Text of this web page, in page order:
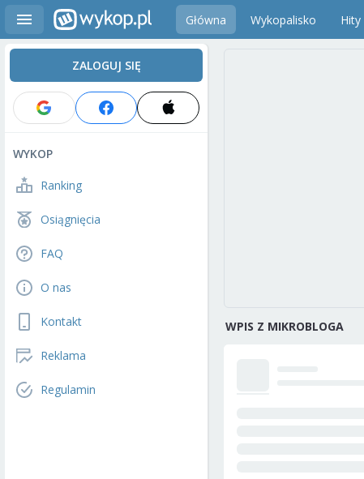
Główna Wykopalisko Hity
ZALOGUJ SIĘ
WYKOP
Ranking
Osiągnięcia
FAQ
O nas
Kontakt
Reklama
Regulamin
WPIS Z MIKROBLOGA